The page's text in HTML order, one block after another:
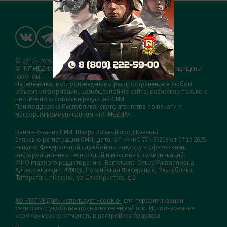
© 2011 - 2026. Шахри Казан. Все права защищены.
© ТАТМЕДИА. Все материалы, размещенные на сайте, защищены
законом.
Перепечатка, воспроизведение и распространение в любом
объеме информации, размещенной на сайте, возможна только с
письменного согласия редакций СМИ.
При поддержке Республиканского агентства по печати и
массовым коммуникациям «ТАТМЕДИА».
Наименование СМИ: Шахри Казан (Город Казань)
Запись о регистрации СМИ, дата: ЭЛ № ФС 77 - 90219 от 07.10.2025
выдано Федеральной службой по надзору в сфере связи,
информационных технологий и массовых коммуникаций
ФИО главного редактора: и.о. Васильева Эльза Рафаиловна
Адрес редакции: 420066, Российская Федерация, Республика
Татарстан, г.Казань, ул.Декабристов, д.2
АО «ТАТМЕДИА» использует «cookie» для персонализации
сервисов и удобства пользователей сайтом. Использование
«cookie» можно отменить в настройках браузера.